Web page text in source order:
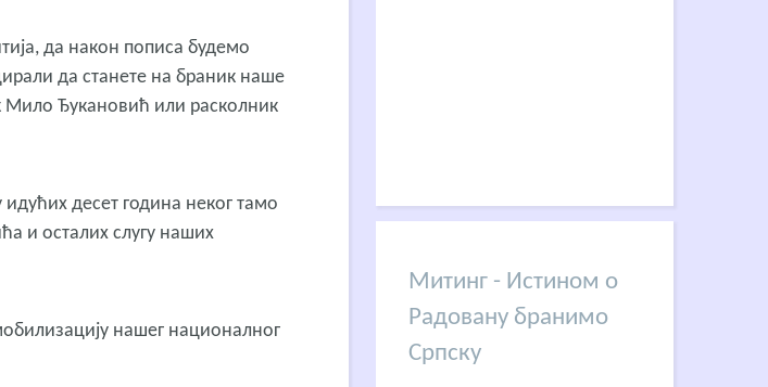
да након пописа будемо
да станете на браник наше
Мило Ђукановић или расколник
десет година неког тамо
и осталих слугу наших
нашег националног
Митинг - Истином о
Радовану бранимо
Српску